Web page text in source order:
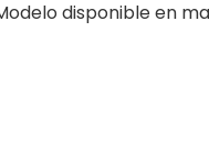
disponible en